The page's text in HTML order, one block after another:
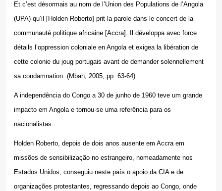
Et c’est désormais au nom de l’Union des Populations de l’Angola
(UPA) qu’il [Holden Roberto] prit la parole dans le concert de la
communauté politique africaine [Accra]. Il développa avec force
détails l’oppression coloniale en Angola et exigea la libération de
cette colonie du joug portugais avant de demander solennellement
sa condamnation. (Mbah, 2005, pp. 63-64)
A independência do Congo a 30 de junho de 1960 teve um grande
impacto em Angola e tornou-se uma referência para os
nacionalistas.
Holden Roberto, depois de dois anos ausente em Accra em
missões de sensibilização no estrangeiro, nomeadamente nos
Estados Unidos, conseguiu neste país o apoio da CIA e de
organizações protestantes, regressando depois ao Congo, onde